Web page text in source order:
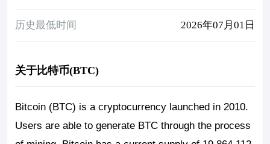
历史最低时间 2026年07月01日
关于比特币(BTC)
Bitcoin (BTC) is a cryptocurrency launched in 2010.
Users are able to generate BTC through the process